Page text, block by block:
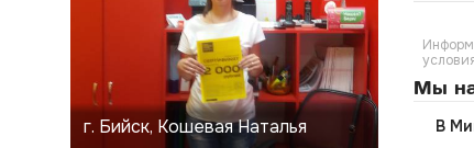
г. Бийск, Кошевая Наталья
Мы
В